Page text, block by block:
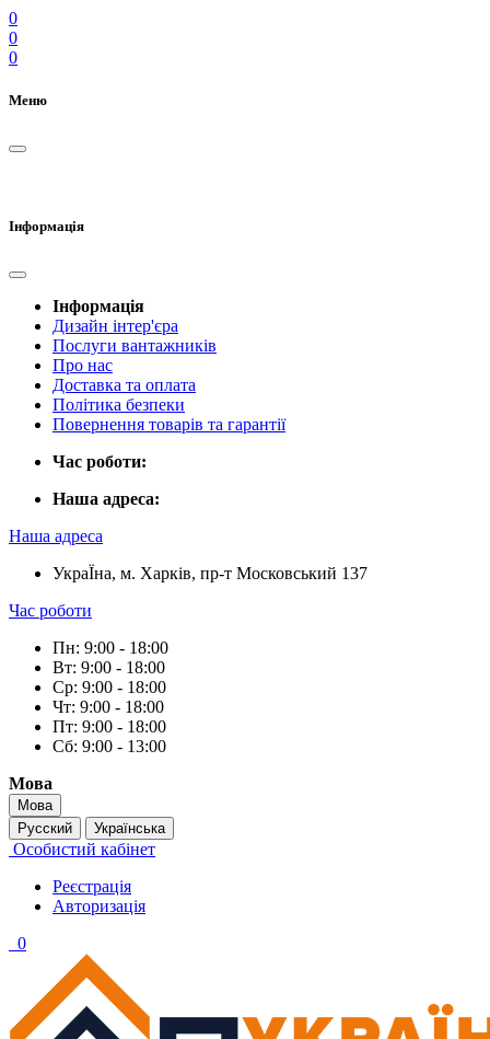
0
0
0
Меню
Інформація
Інформація
Дизайн інтер'єра
Послуги вантажників
Про нас
Доставка та оплата
Політика безпеки
Повернення товарів та гарантії
Час роботи:
Наша адреса:
Наша адреса
УкраЇна, м. Харків, пр-т Московський 137
Час роботи
Пн: 9:00 - 18:00
Вт: 9:00 - 18:00
Ср: 9:00 - 18:00
Чт: 9:00 - 18:00
Пт: 9:00 - 18:00
Сб: 9:00 - 13:00
Мова
Мова
Русский
Українська
Особистий кабінет
Реєстрація
Авторизація
0